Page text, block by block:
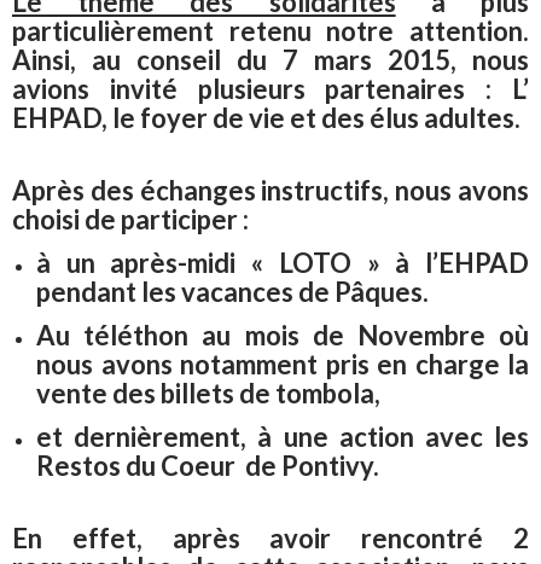
particulièrement retenu notre attention.
Ainsi, au conseil du 7 mars 2015, nous
avions invité plusieurs partenaires : L’
EHPAD, le foyer de vie et des élus adultes.
Après des échanges instructifs, nous avons
choisi de participer :
à un après-midi « LOTO » à l’EHPAD
pendant les vacances de Pâques.
Au téléthon au mois de Novembre où
nous avons notamment pris en charge la
vente des billets de tombola,
et dernièrement, à une action avec les
Restos du Coeur de Pontivy.
En effet, après avoir rencontré 2